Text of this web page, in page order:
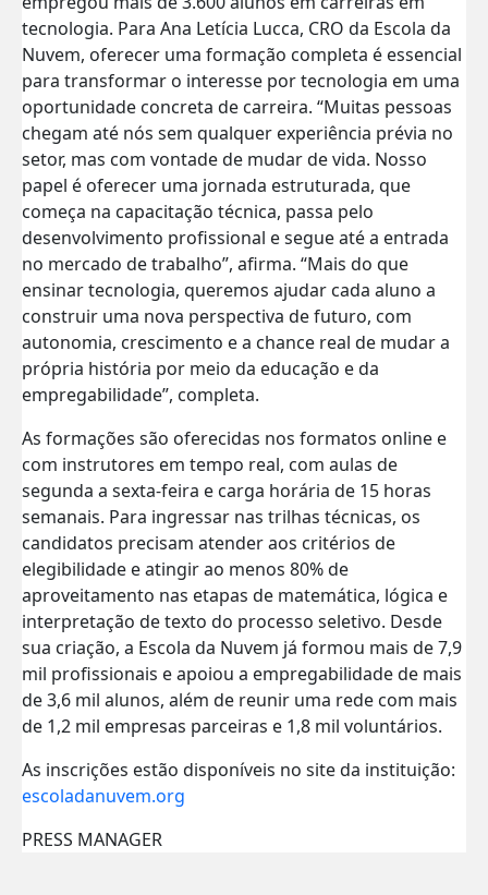
tecnologia. Para Ana Letícia Lucca, CRO da Escola da
Nuvem, oferecer uma formação completa é essencial
para transformar o interesse por tecnologia em uma
oportunidade concreta de carreira. “Muitas pessoas
chegam até nós sem qualquer experiência prévia no
setor, mas com vontade de mudar de vida. Nosso
papel é oferecer uma jornada estruturada, que
começa na capacitação técnica, passa pelo
desenvolvimento profissional e segue até a entrada
no mercado de trabalho”, afirma. “Mais do que
ensinar tecnologia, queremos ajudar cada aluno a
construir uma nova perspectiva de futuro, com
autonomia, crescimento e a chance real de mudar a
própria história por meio da educação e da
empregabilidade”, completa.
As formações são oferecidas nos formatos online e
com instrutores em tempo real, com aulas de
segunda a sexta-feira e carga horária de 15 horas
semanais. Para ingressar nas trilhas técnicas, os
candidatos precisam atender aos critérios de
elegibilidade e atingir ao menos 80% de
aproveitamento nas etapas de matemática, lógica e
interpretação de texto do processo seletivo. Desde
sua criação, a Escola da Nuvem já formou mais de 7,9
mil profissionais e apoiou a empregabilidade de mais
de 3,6 mil alunos, além de reunir uma rede com mais
de 1,2 mil empresas parceiras e 1,8 mil voluntários.
As inscrições estão disponíveis no site da instituição:
escoladanuvem.org
PRESS MANAGER